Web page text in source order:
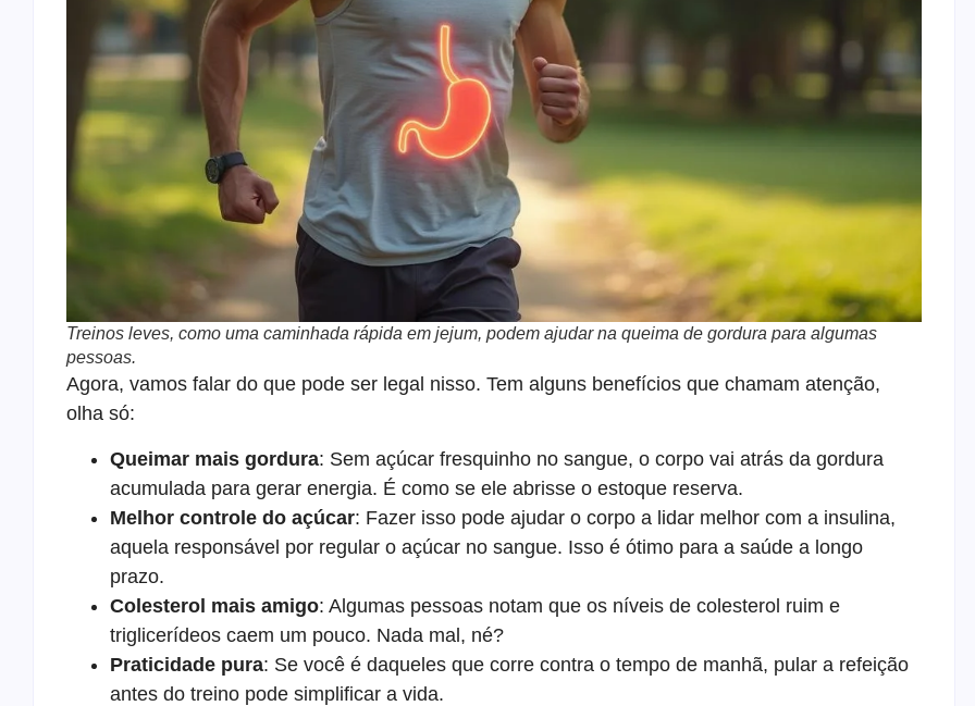
Treinos leves, como uma caminhada rápida em jejum, podem ajudar na queima de gordura para algumas
pessoas.
Agora, vamos falar do que pode ser legal nisso. Tem alguns benefícios que chamam atenção,
olha só:
Queimar mais gordura: Sem açúcar fresquinho no sangue, o corpo vai atrás da gordura
acumulada para gerar energia. É como se ele abrisse o estoque reserva.
Melhor controle do açúcar: Fazer isso pode ajudar o corpo a lidar melhor com a insulina,
aquela responsável por regular o açúcar no sangue. Isso é ótimo para a saúde a longo
prazo.
Colesterol mais amigo: Algumas pessoas notam que os níveis de colesterol ruim e
triglicerídeos caem um pouco. Nada mal, né?
Praticidade pura: Se você é daqueles que corre contra o tempo de manhã, pular a refeição
antes do treino pode simplificar a vida.